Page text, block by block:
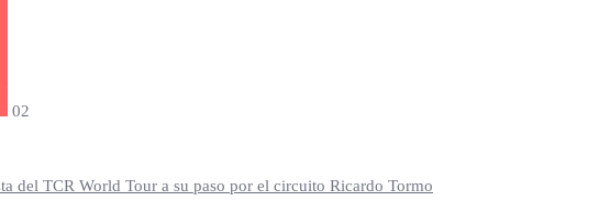
02
del TCR World Tour a su paso por el circuito Ricardo Tormo